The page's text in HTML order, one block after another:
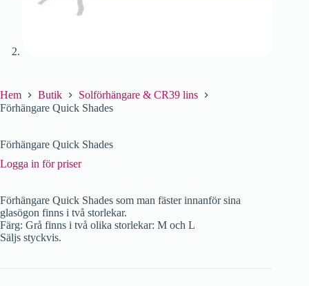
Hem Butik
Solförhängare & CR39 lins
Förhängare Quick Shades
Förhängare Quick Shades
Logga in för priser
Förhängare Quick Shades som man fäster innanför sina
glasögon finns i två storlekar.
Färg: Grå finns i två olika storlekar: M och L
Säljs styckvis.